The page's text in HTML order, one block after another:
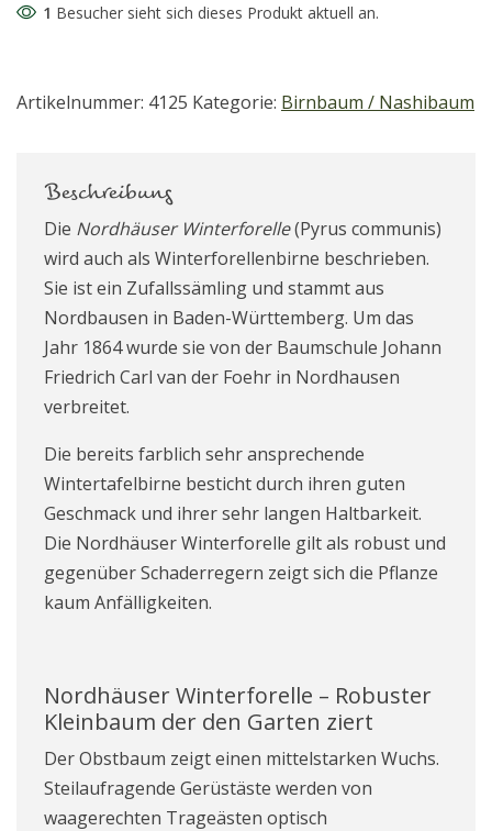
1 Besucher sieht sich dieses Produkt aktuell an.
Artikelnummer: 4125 Kategorie: Birnbaum / Nashibaum
Beschreibung
Die Nordhäuser Winterforelle(Pyrus communis)
wird auch als Winterforellenbirne beschrieben.
Sie ist ein Zufallssämling und stammt aus
Nordbausen in Baden-Württemberg. Um das
Jahr 1864 wurde sie von der Baumschule Johann
Friedrich Carl van der Foehr in Nordhausen
verbreitet.
Die bereits farblich sehr ansprechende
Wintertafelbirne besticht durch ihren guten
Geschmack und ihrer sehr langen Haltbarkeit.
Die Nordhäuser Winterforelle gilt als robust und
gegenüber Schaderregern zeigt sich die Pflanze
kaum Anfälligkeiten.
Nordhäuser Winterforelle – Robuster
Kleinbaum der den Garten ziert
Der Obstbaum zeigt einen mittelstarken Wuchs.
Steilaufragende Gerüstäste werden von
waagerechten Trageästen optisch